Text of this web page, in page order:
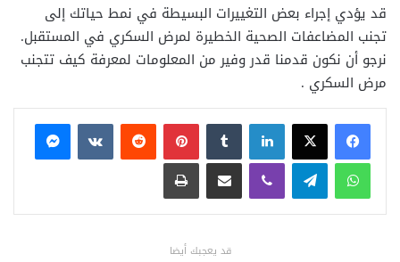
قد يؤدي إجراء بعض التغييرات البسيطة في نمط حياتك إلى
تجنب المضاعفات الصحية الخطيرة لمرض السكري في المستقبل.
نرجو أن نكون قدمنا قدر وفير من المعلومات لمعرفة كيف تتجنب
مرض السكري .
فيسبوكX لينكدإن بينتيريست
ماسنجر
واتساب تيلقرام ڤايبر مشاركة عبر البريد طباعة
قد يعجبك أيضا